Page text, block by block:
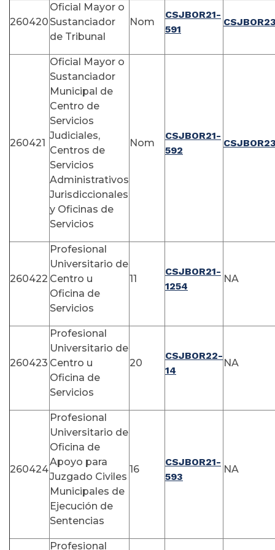
260420
Oficial Mayor o
Sustanciador
de Tribunal
Nom
CSJBOR21-
591
260421
Oficial Mayor o
Sustanciador
Municipal de
Centro de
Servicios
Judiciales,
Centros de
Servicios
Administrativos
Jurisdiccionales
y Oficinas de
Servicios
Nom
CSJBOR21-
592
260422
Profesional
Universitario de
Centro u
Oficina de
Servicios
11
CSJBOR21-
1254
NA
260423
Profesional
Universitario de
Centro u
Oficina de
Servicios
20
CSJBOR22-
14
NA
260424
Profesional
Universitario de
Oficina de
Apoyo para
Juzgado Civiles
Municipales de
Ejecución de
Sentencias
16
CSJBOR21-
593
NA
Profesional